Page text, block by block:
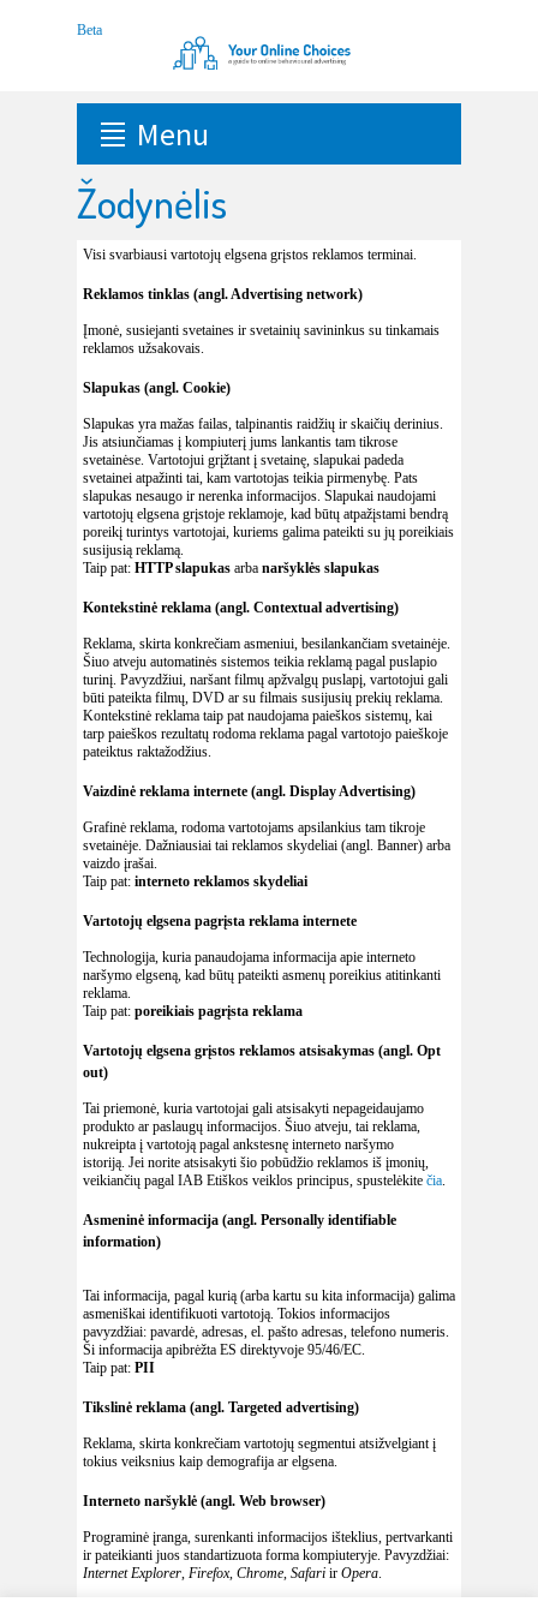
Menu
Žodynėlis
Visi svarbiausi vartotojų elgsena grįstos reklamos terminai.
Reklamos tinklas (angl. Advertising network)
Įmonė, susiejanti svetaines ir svetainių savininkus su tinkamais
reklamos užsakovais.
Slapukas (angl. Cookie)
Slapukas yra mažas failas, talpinantis raidžių ir skaičių derinius.
Jis atsiunčiamas į kompiuterį jums lankantis tam tikrose
svetainėse. Vartotojui grįžtant į svetainę, slapukai padeda
svetainei atpažinti tai, kam vartotojas teikia pirmenybę. Pats
slapukas nesaugo ir nerenka informacijos. Slapukai naudojami
vartotojų elgsena grįstoje reklamoje, kad būtų atpažįstami bendrą
poreikį turintys vartotojai, kuriems galima pateikti su jų poreikiais
susijusią reklamą.
Taip pat: HTTP slapukas arba naršyklės slapukas
Kontekstinė reklama (angl. Contextual advertising)
Reklama, skirta konkrečiam asmeniui, besilankančiam svetainėje.
Šiuo atveju automatinės sistemos teikia reklamą pagal puslapio
turinį. Pavyzdžiui, naršant filmų apžvalgų puslapį, vartotojui gali
būti pateikta filmų, DVD ar su filmais susijusių prekių reklama.
Kontekstinė reklama taip pat naudojama paieškos sistemų, kai
tarp paieškos rezultatų rodoma reklama pagal vartotojo paieškoje
pateiktus raktažodžius.
Vaizdinė reklama internete (angl. Display Advertising)
Grafinė reklama, rodoma vartotojams apsilankius tam tikroje
svetainėje. Dažniausiai tai reklamos skydeliai (angl. Banner) arba
vaizdo įrašai.
Taip pat: interneto reklamos skydeliai
Vartotojų elgsena pagrįsta reklama internete
Technologija, kuria panaudojama informacija apie interneto
naršymo elgseną, kad būtų pateikti asmenų poreikius atitinkanti
reklama.
Taip pat: poreikiais pagrįsta reklama
Vartotojų elgsena grįstos reklamos atsisakymas (angl. Opt
out)
Tai priemonė, kuria vartotojai gali atsisakyti nepageidaujamo
produkto ar paslaugų informacijos. Šiuo atveju, tai reklama,
nukreipta į vartotoją pagal ankstesnę interneto naršymo
istoriją. Jei norite atsisakyti šio pobūdžio reklamos iš įmonių,
veikiančių pagal IAB Etiškos veiklos principus, spustelėkite čia.
Asmeninė informacija (angl. Personally identifiable
information)
Tai informacija, pagal kurią (arba kartu su kita informacija) galima
asmeniškai identifikuoti vartotoją. Tokios informacijos
pavyzdžiai: pavardė, adresas, el. pašto adresas, telefono numeris.
Ši informacija apibrėžta ES direktyvoje 95/46/EC.
Taip pat: PII
Tikslinė reklama (angl. Targeted advertising)
Reklama, skirta konkrečiam vartotojų segmentui atsižvelgiant į
tokius veiksnius kaip demografija ar elgsena.
Interneto naršyklė (angl. Web browser)
Programinė įranga, surenkanti informacijos išteklius, pertvarkanti
ir pateikianti juos standartizuota forma kompiuteryje. Pavyzdžiai:
Internet Explorer, Firefox, Chrome, Safari ir Opera.